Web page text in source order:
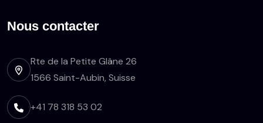
Nous contacter
Rte de la Petite Glâne 26
1566 Saint-Aubin, Suisse
+41 78 318 53 02